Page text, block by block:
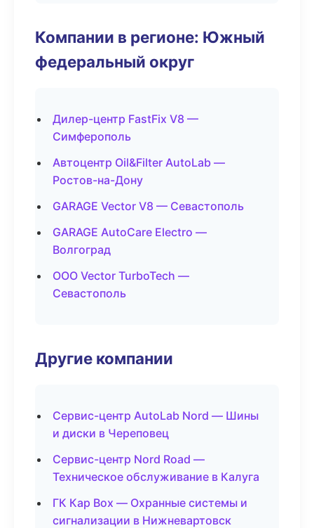
Компании в регионе: Южный
федеральный округ
Дилер-центр FastFix V8 —
Симферополь
Автоцентр Oil&Filter AutoLab —
Ростов-на-Дону
GARAGE Vector V8 — Севастополь
GARAGE AutoCare Electro —
Волгоград
ООО Vector TurboTech —
Севастополь
Другие компании
Сервис-центр AutoLab Nord — Шины
и диски в Череповец
Сервис-центр Nord Road —
Техническое обслуживание в Калуга
ГК Кар Box — Охранные системы и
сигнализации в Нижневартовск